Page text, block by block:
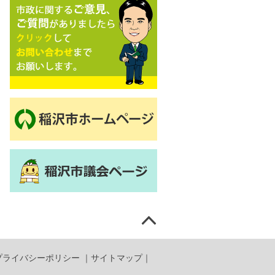
ライバシーポリシー ｜ サイトマップ｜